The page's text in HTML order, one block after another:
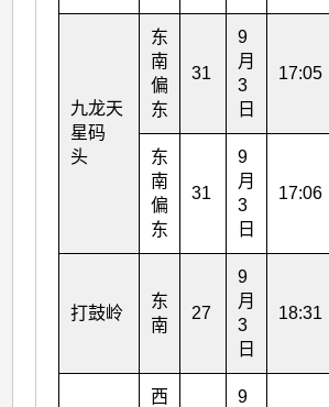
九龙天
星码
头
东
南
偏
东
31
9
月
3
日
17:05
东
南
偏
东
31
9
月
3
日
17:06
打鼓岭
东
南
27
9
月
3
日
18:31
西
9